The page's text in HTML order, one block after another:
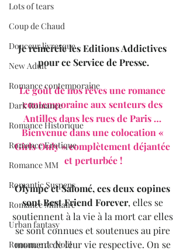
Lots of tears
Coup de Chaud
Douceur livresque
New Adult
Romance contemporaine
Dark Romance
Romance Historique
Romance Erotique
Romance MM
Romantic Suspens
Romance Militaire
Urban fantasy
Romance de Noël
Je remercie les Editions Addictives
pour ce Service de Presse.
Le goût de nos rêves une romance
contemporaine aux senteurs des
Antilles dans les rues de Paris …
Bienvenue dans une colocation «
Girls Only » complètement déjantée
et perturbée !
Olympe et Salomé, ces deux copines
sont Best Friend Forever, elles se
soutiennent à la vie à la mort car elles
se sont connues et soutenues au pire
moment de leur vie respective. On se